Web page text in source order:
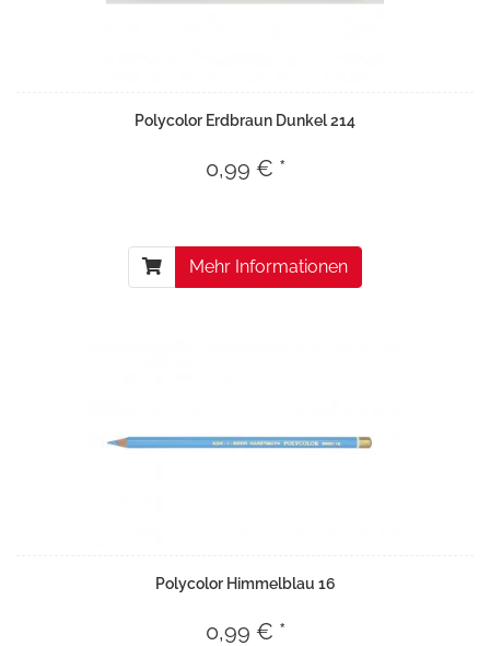
Polycolor Erdbraun Dunkel 214
0,99 € *
Mehr Informationen
Polycolor Himmelblau 16
0,99 € *